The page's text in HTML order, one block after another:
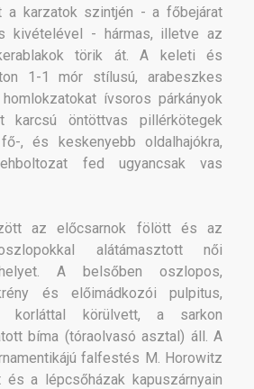
a karzatok szintjén - a főbejárat
kivételével - hármas, illetve az
törik át. A keleti és
1-1 mór stílusú, arabeszkes
ívsoros párkányok
öntöttvas pillérkötegek
, és keskenyebb oldalhajókra,
fed ugyancsak vas
az előcsarnok fölött és az
alátámasztott női
A belsőben oszlopos,
és előimádkozói pulpitus,
korláttal körülvett, a sarkon
bíma (tóraolvasó asztal) áll. A
falfestés M. Horowitz
és a lépcsőházak kapuszárnyain